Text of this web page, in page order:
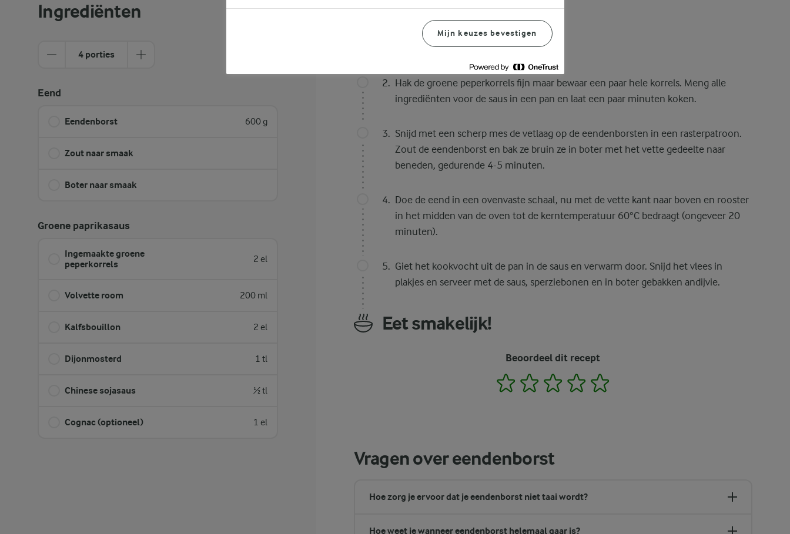
Ingrediënten
4 porties
Eend
Eendenborst 600 g
Zout naar smaak
Boter naar smaak
Groene paprikasaus
Ingemaakte groene
peperkorrels
2 el
Volvette room 200 ml
Kalfsbouillon 2 el
Dijonmosterd 1 tl
Chinese sojasaus ½ tl
Cognac (optioneel) 1 el
Bereidingswijze
Verwarm de oven voor op 175 °C.
Hak de groene peperkorrels fijn maar bewaar een paar hele korrels. Meng alle
ingrediënten voor de saus in een pan en laat een paar minuten koken.
Snijd met een scherp mes de vetlaag op de eendenborsten in een rasterpatroon.
Zout de eendenborst en bak ze bruin ze in boter met het vette gedeelte naar
beneden, gedurende 4-5 minuten.
Doe de eend in een ovenvaste schaal, nu met de vette kant naar boven en rooster
in het midden van de oven tot de kerntemperatuur 60°C bedraagt (ongeveer 20
minuten).
Giet het kookvocht uit de pan in de saus en verwarm door. Snijd het vlees in
plakjes en serveer met de saus, sperziebonen en in boter gebakken andijvie.
Eet smakelijk!
Beoordeel dit recept
1 2 3 4
Vragen over eendenborst
Hoe zorg je ervoor dat je eendenborst niet taai wordt?
Hoe weet je wanneer eendenborst helemaal gaar is?
Mijn keuzes bevestigen